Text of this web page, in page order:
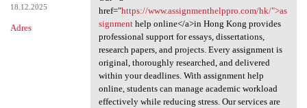
18.12.2025
Adres
href="https://www.assignmenthelppro.com/hk/">as
signmenthelp online</a>in Hong Kong provides
professional support for essays, dissertations,
research papers, and projects. Every assignment is
original, thoroughly researched, and delivered
within your deadlines. With assignment help
online, students can manage academic workload
effectively while reducing stress. Our services are